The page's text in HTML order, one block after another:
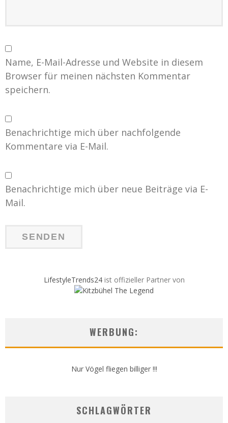
Name, E-Mail-Adresse und Website in diesem
Browser für meinen nächsten Kommentar
speichern.
Benachrichtige mich über nachfolgende
Kommentare via E-Mail.
Benachrichtige mich über neue Beiträge via E-
Mail.
LifestyleTrends24ist offizieller Partner von
WERBUNG:
Nur Vögel fliegen billiger !!!
SCHLAGWÖRTER